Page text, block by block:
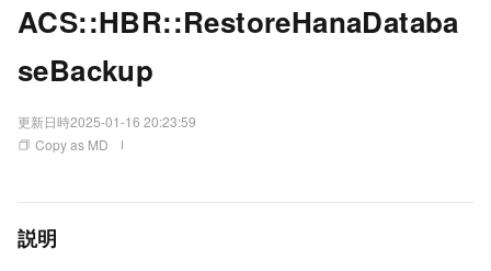
ACS::HBR::RestoreHanaDataba
seBackup
更新日時2025-01-16 20:23:59
Copy as MD
説明